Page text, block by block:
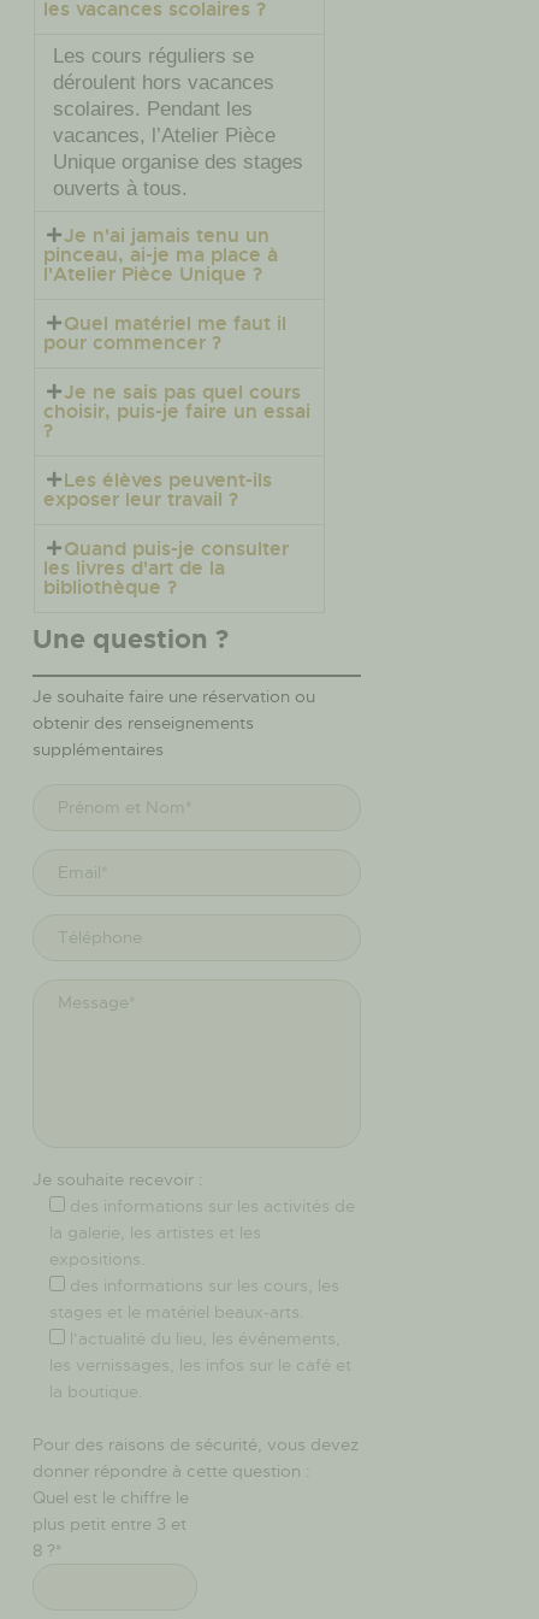
les vacances scolaires ?
Les cours réguliers se
déroulent hors vacances
scolaires. Pendant les
vacances, l’Atelier Pièce
Unique organise des stages
ouverts à tous.
Je n'ai jamais tenu un
pinceau, ai-je ma place à
l'Atelier Pièce Unique ?
Quel matériel me faut il
pour commencer ?
Je ne sais pas quel cours
choisir, puis-je faire un essai
?
Les élèves peuvent-ils
exposer leur travail ?
Quand puis-je consulter
les livres d'art de la
bibliothèque ?
Une question ?
Je souhaite faire une réservation ou
obtenir des renseignements
supplémentaires
Je souhaite recevoir :
des informations sur les activités de
la galerie, les artistes et les
expositions.
des informations sur les cours, les
stages et le matériel beaux-arts.
l’actualité du lieu, les événements,
les vernissages, les infos sur le café et
la boutique.
Pour des raisons de sécurité, vous devez
donner répondre à cette question :
Quel est le chiffre le
plus petit entre 3 et
8 ?*